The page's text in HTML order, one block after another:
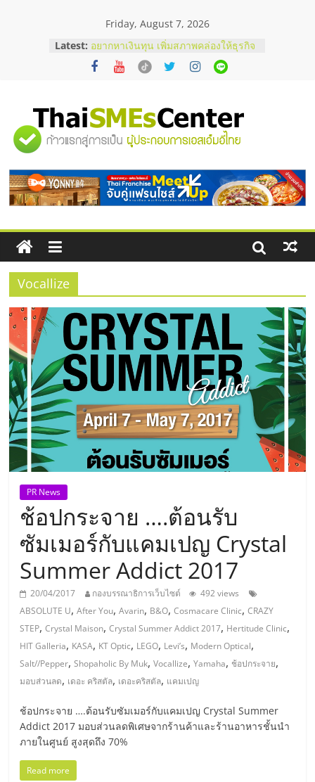
Friday, August 7, 2026
Latest: อยากหาเงินทุน เพิ่มสภาพคล่องให้ธุรกิจ
เริ่มยังไงให้ผ่านฉลุย
สัมมนาออนไลน์ โอกาสบริหารสถานี
ThaiFranchise Meet Up จับคู่แฟรน
ไชส์ ครั้งที่ 8
ร้านเครื่องเสียงคุณภาพสูง พร้อม
บริษัท Cybersecurity ในไทยที่ไหนดี?
วิธีเลือกผู้ให้บริการให้คุ้มค่าและตอบ
โจทย์ธุรกิจ
"ศูนย์
รวม
ข้อมูล
ธุรกิจ
SME
แห่ง
ประเทศไทย,
ThaiSMEsCenter,
รวม
ธุรกิจ
เอ
ส
เอ็
มอี
ไทย,
SMEs,
แฟ
Vocallize
PR News
ช้อปกระจาย ….ต้อนรับ
ซัมเมอร์กับแคมเปญ Crystal
Summer Addict 2017
20/04/2017 กองบรรณาธิการเว็บไซต์
492 views
ABSOLUTE U,After You,Avarin, B&O,Cosmacare Clinic,CRAZY
STEP,Crystal Maison,Crystal Summer Addict 2017, Hertitude Clinic,
HIT Galleria, KASA, KT Optic, LEGO, Levi’s, Modern Optical,
Salt//Pepper,Shopaholic By Muk,Vocallize,Yamaha, ช้อปกระจาย,
มอบส่วนลด, เดอะ คริสตัล, เดอะคริสตัล, แคมเปญ
ช้อปกระจาย ….ต้อนรับซัมเมอร์กับแคมเปญ Crystal Summer
Addict 2017 มอบส่วนลดพิเศษจากร้านค้าและร้านอาหารชั้นนำ
ภายในศูนย์ สูงสุดถึง 70%
Read more